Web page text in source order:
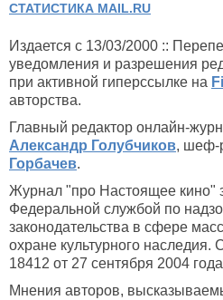
СТАТИСТИКА MAIL.RU
Издается с 13/03/2000 ::
уведомления и разрешения
при активной гиперссылке на
авторства.
Главный редактор онлайн-
Александр Голубчиков, шеф-
Горбачев.
Журнал "про Настоящее кино"
Федеральной службой по
законодательства в сфере
охране культурного
18412 от 27 сентября 2004
Мнения авторов,